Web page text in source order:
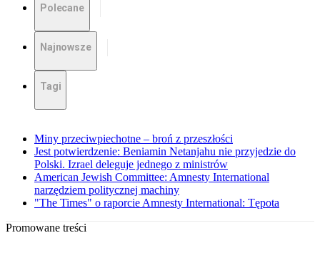
Polecane
Najnowsze
Tagi
Miny przeciwpiechotne – broń z przeszłości
Jest potwierdzenie: Beniamin Netanjahu nie przyjedzie do
Polski. Izrael deleguje jednego z ministrów
American Jewish Committee: Amnesty International
narzędziem politycznej machiny
"The Times" o raporcie Amnesty International: Tępota
Promowane treści